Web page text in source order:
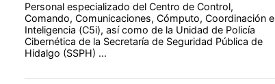
Personal especializado del Centro de Control,
Comando, Comunicaciones, Cómputo, Coordinación e
Inteligencia (C5i), así como de la Unidad de Policía
Cibernética de la Secretaría de Seguridad Pública de
Hidalgo (SSPH) ...